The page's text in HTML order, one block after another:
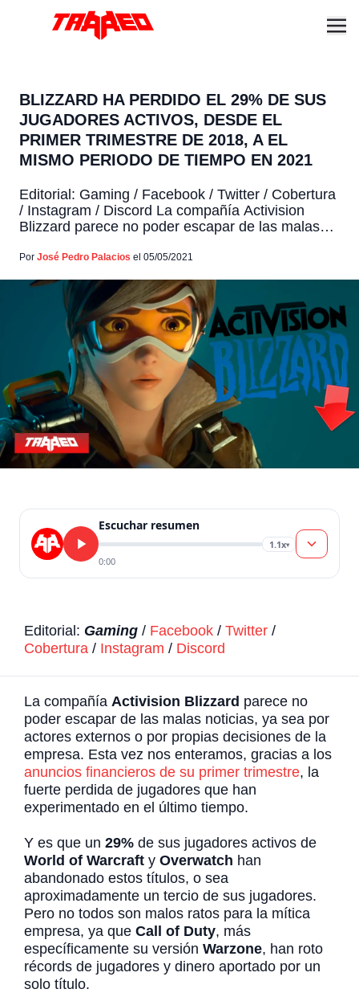
BLIZZARD HA PERDIDO EL 29% DE SUS
JUGADORES ACTIVOS, DESDE EL
PRIMER TRIMESTRE DE 2018, A EL
MISMO PERIODO DE TIEMPO EN 2021
Editorial: Gaming / Facebook / Twitter / Cobertura
/ Instagram / Discord La compañía Activision
Blizzard parece no poder escapar de las malas
propias decisiones de la empresa. Esta vez nos
su primer trimestre, la fuerte perdida de jugadores
que […]
Por José Pedro Palacios el 05/05/2021
Escuchar resumen
1.1x▾
0:00
Editorial: Gaming / Facebook / Twitter /
Cobertura / Instagram / Discord
La compañía Activision Blizzard parece no
poder escapar de las malas noticias, ya sea por
actores externos o por propias decisiones de la
empresa. Esta vez nos enteramos, gracias a los
anuncios financieros de su primer trimestre, la
fuerte perdida de jugadores que han
experimentado en el último tiempo.
Y es que un 29% de sus jugadores activos de
World of Warcraft y Overwatch han
abandonado estos títulos, o sea
aproximadamente un tercio de sus jugadores.
Pero no todos son malos ratos para la mítica
empresa, ya que Call of Duty, más
específicamente su versión Warzone, han roto
récords de jugadores y dinero aportado por un
solo título.